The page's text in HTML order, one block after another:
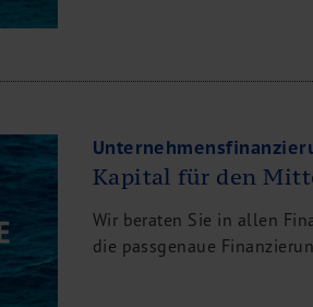
Kapital für den
Wir beraten Sie in allen
die passgenaue